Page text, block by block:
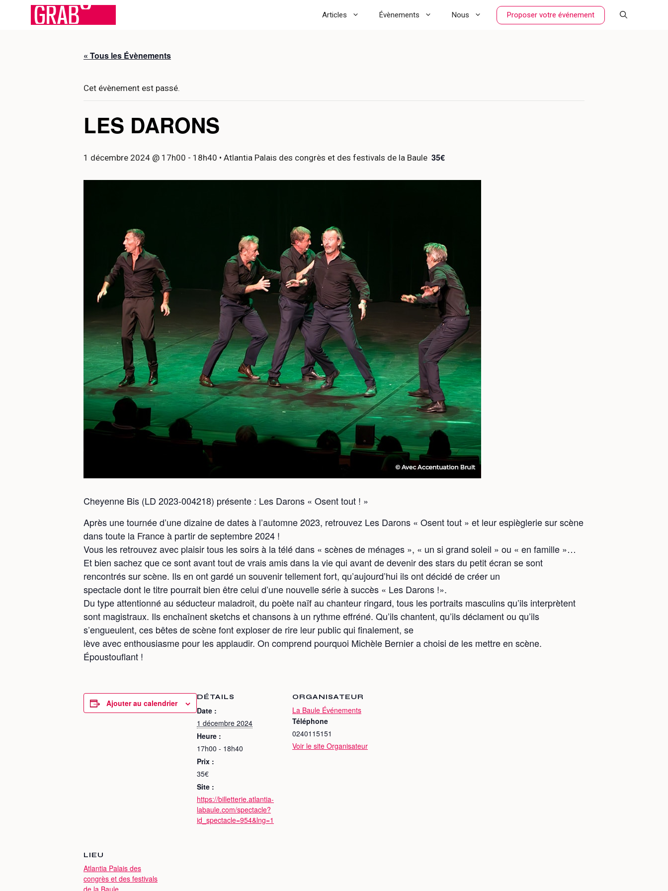
Articles Évènements Nous Proposer votre événement
« Tous les Évènements
Cet évènement est passé.
LES DARONS
1 décembre 2024 @ 17h00 - 18h40 35€
• Atlantia Palais des congrès et des festivals de la Baule
Cheyenne Bis (LD 2023-004218) présente : Les Darons « Osent tout ! »
Après une tournée d’une dizaine de dates à l’automne 2023, retrouvez Les Darons « Osent tout » et leur espièglerie sur scène
dans toute la France à partir de septembre 2024 !
Vous les retrouvez avec plaisir tous les soirs à la télé dans « scènes de ménages », « un si grand soleil » ou « en famille »…
Et bien sachez que ce sont avant tout de vrais amis dans la vie qui avant de devenir des stars du petit écran se sont
rencontrés sur scène. Ils en ont gardé un souvenir tellement fort, qu’aujourd’hui ils ont décidé de créer un
spectacle dont le titre pourrait bien être celui d’une nouvelle série à succès « Les Darons !».
Du type attentionné au séducteur maladroit, du poète naïf au chanteur ringard, tous les portraits masculins qu’ils interprètent
sont magistraux. Ils enchaînent sketchs et chansons à un rythme effréné. Qu’ils chantent, qu’ils déclament ou qu’ils
s’engueulent, ces bêtes de scène font exploser de rire leur public qui finalement, se
lève avec enthousiasme pour les applaudir. On comprend pourquoi Michèle Bernier a choisi de les mettre en scène.
Époustouflant !
Ajouter au calendrier
DÉTAILS
Date :
1 décembre 2024
Heure :
17h00 - 18h40
Prix :
35€
Site :
https://billetterie.atlantia-
labaule.com/spectacle?
id_spectacle=954&lng=1
ORGANISATEUR
La Baule Événements
Téléphone
0240115151
Voir le site Organisateur
LIEU
Atlantia Palais des
congrès et des festivals
de la Baule